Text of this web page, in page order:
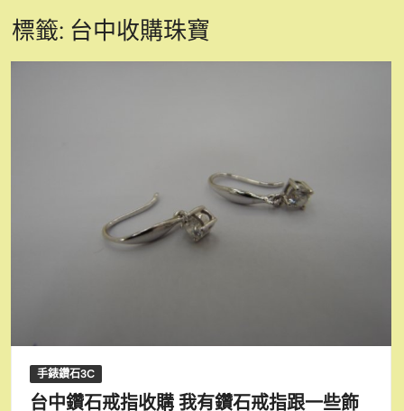
標籤: 台中收購珠寶
手錶鑽石3C
台中鑽石戒指收購 我有鑽石戒指跟一些飾